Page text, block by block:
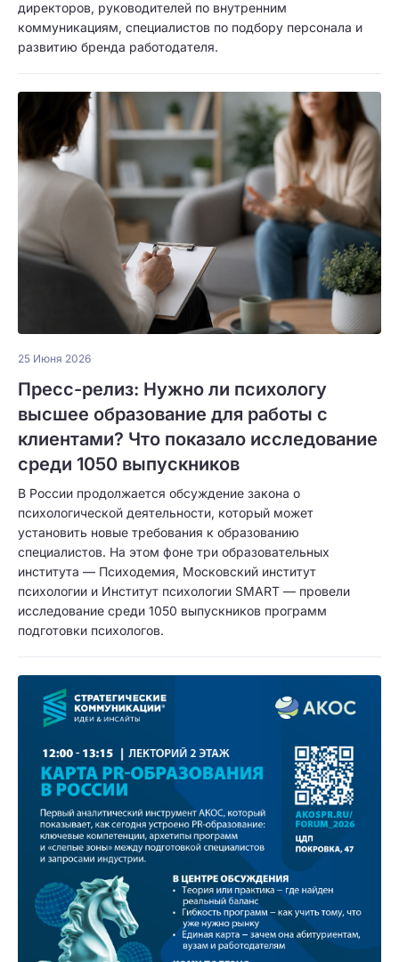
директоров, руководителей по внутренним
коммуникациям, специалистов по подбору персонала и
развитию бренда работодателя.
25 Июня 2026
Пресс-релиз: Нужно ли психологу
высшее образование для работы с
клиентами? Что показало исследование
среди 1050 выпускников
В России продолжается обсуждение закона о
психологической деятельности, который может
установить новые требования к образованию
специалистов. На этом фоне три образовательных
института — Психодемия, Московский институт
психологии и Институт психологии SMART — провели
исследование среди 1050 выпускников программ
подготовки психологов.